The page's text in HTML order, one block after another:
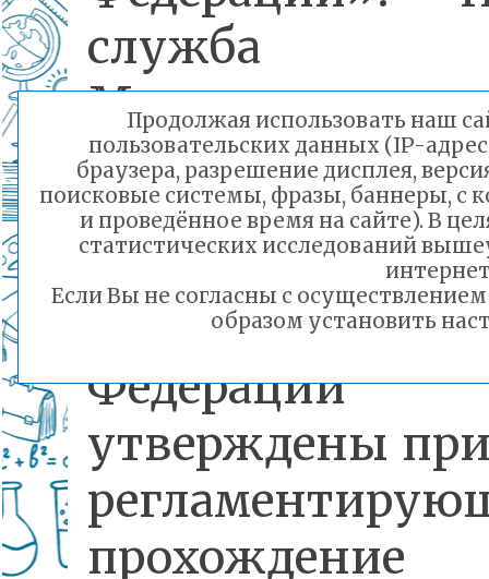
служба
России.
Министерством
просвещения
Российской
Федерации
утверждены
прохождение
Продолжая использовать наш
пользовательских данных (IP-
браузера, разрешение дисплея,
поисковые системы, фразы, баннеры, с
и проведённое время на сайте). В
статистических исследований
Если Вы не согласны с
образом установить